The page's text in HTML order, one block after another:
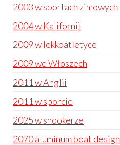
2003 w sportach zimowych
2004 w Kalifornii
2009 w lekkoatletyce
2009 we Włoszech
2011 w Anglii
2011 w sporcie
2025 w snookerze
2070 aluminum boat design